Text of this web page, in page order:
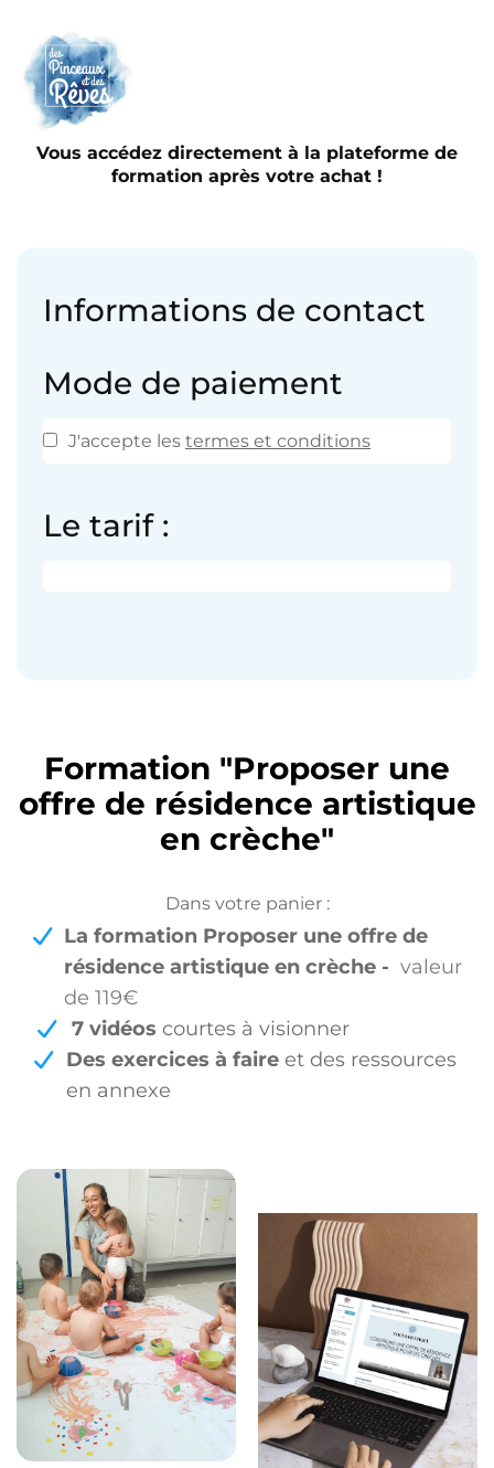
Vous accédez directement à la plateforme de
formation après votre achat !
Informations de contact
Mode de paiement
J'accepte les termes et conditions
Le tarif :
Formation "Proposer une
offre de résidence artistique
en crèche"
Dans votre panier :
La formation Proposer une offre de
résidence artistique en crèche - valeur
de 119€
7 vidéos courtes à visionner
Des exercices à faire et des ressources
en annexe